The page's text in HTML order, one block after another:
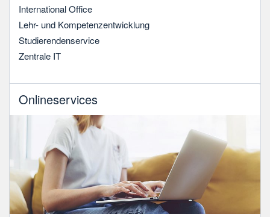
International Office
Lehr- und Kompetenzentwicklung
Studierendenservice
Zentrale IT
Onlineservices